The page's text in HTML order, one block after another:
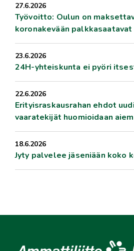
27.6.2026
Työvoitto: Oulun on
koronakevään palkkasaatavat
23.6.2026
24H-yhteiskunta ei pyöri
22.6.2026
Erityisraskausrahan ehdot
vaaratekijät huomioidaan
18.6.2026
Jyty palvelee jäseniään koko